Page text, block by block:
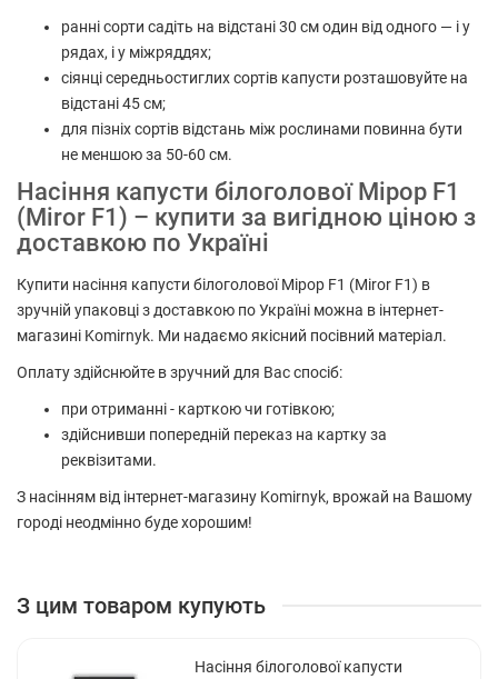
ранні сорти садіть на відстані 30 см один від одного — і у
рядах, і у міжряддях;
сіянці середньостиглих сортів капусти розташовуйте на
відстані 45 см;
для пізніх сортів відстань між рослинами повинна бути
не меншою за 50-60 см.
Насіння капусти білоголової Мірор F1
(Miror F1) – купити за вигідною ціною з
доставкою по Україні
Купити насіння капусти білоголової Мірор F1 (Miror F1) в
зручній упаковці з доставкою по Україні можна в інтернет-
магазині Komirnyk. Ми надаємо якісний посівний матеріал.
Оплату здійснюйте в зручний для Вас спосіб:
при отриманні - карткою чи готівкою;
здійснивши попередній переказ на картку за
реквізитами.
З насінням від інтернет-магазину Komirnyk, врожай на Вашому
городі неодмінно буде хорошим!
З цим товаром купують
Насіння білоголової капусти